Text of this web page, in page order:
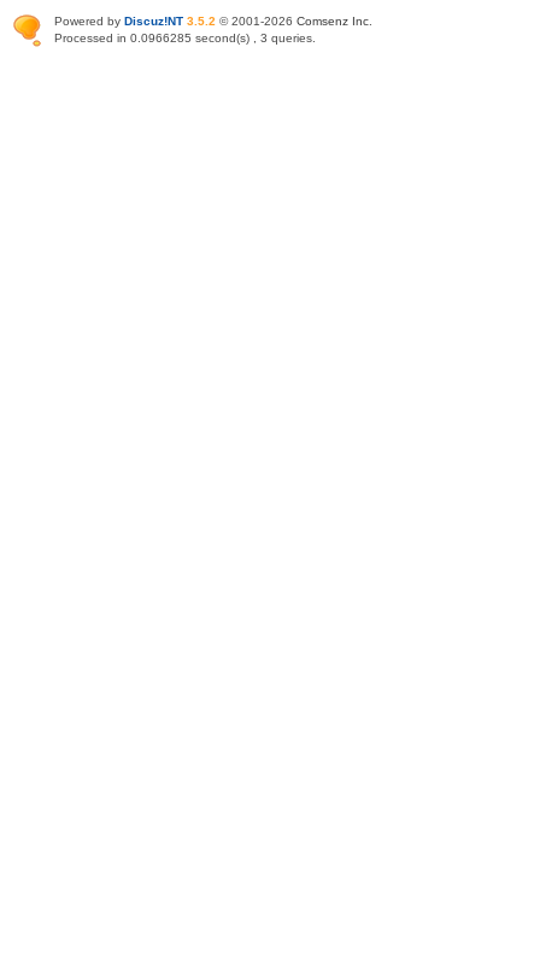
Powered by Discuz!NT 3.5.2 © 2001-2026 Comsenz Inc
Processed in 0.0966285 second(s) , 3 queries.